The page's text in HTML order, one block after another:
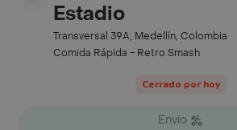
Estadio
Transversal 39A, Medellín, Colombia
Comida Rápida - Retro Smash
Cerrado por hoy
Envío